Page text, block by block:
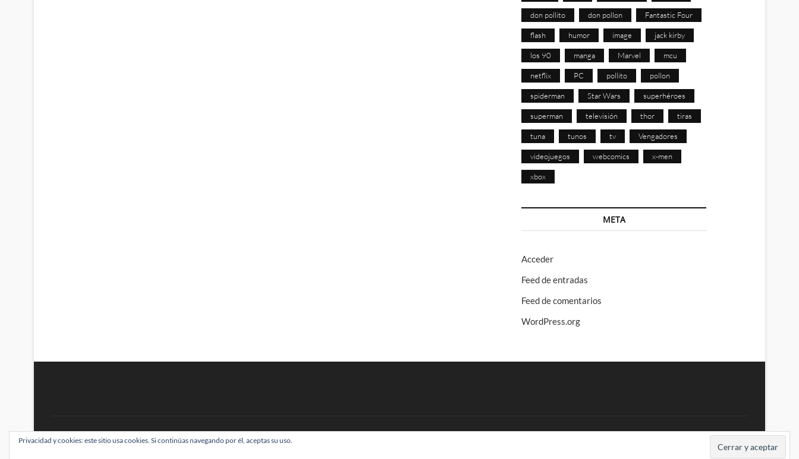
don pollito don pollon Fantastic Four
flash humor image jack kirby
los 90 manga Marvel mcu
netflix PC pollito pollon
spiderman Star Wars superhéroes
superman televisión thor tiras
tuna tunos tv Vengadores
videojuegos webcomics x-men
xbox
META
Acceder
Feed de entradas
Feed de comentarios
WordPress.org
BRAINSTOMPING| Diseñado por:Theme Freesia|WordPress| © Todos los derechos reservados
Privacidad y cookies: este sitio usa cookies. Si continúas navegando por él, aceptas su uso.